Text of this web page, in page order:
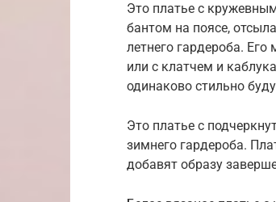
Это платье с
бантом на поясе,
летнего гардероба.
или с клатчем и
одинаково стильно
Это платье с
зимнего гардероба.
добавят образу